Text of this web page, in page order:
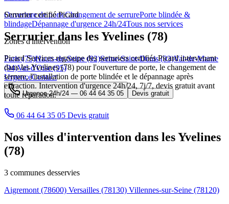
Ouverture de porteChangement de serrurePorte blindée &
blindageDépannage d'urgence 24h/24Tous nos services
Zones d'intervention
Paris (75)Hauts-de-Seine (92)Seine-Saint-Denis (93)Val-de-Marne
(94)Val-d'Oise (95)
UrgenceContact
Urgence 24h/24 — 06 44 64 35 05 Devis gratuit
Serrurier certifié Picard
Serrurier dans les Yvelines (78)
Picard Services regroupe des serruriers certifiés Picard intervenant
dans les Yvelines (78) pour l'ouverture de porte, le changement de
serrure, l'installation de porte blindée et le dépannage après
effraction. Intervention d'urgence 24h/24, 7j/7, devis gratuit avant
toute réparation.
06 44 64 35 05 Devis gratuit
Nos villes d'intervention dans les Yvelines
(78)
3 communes desservies
Aigremont (78600) Versailles (78130) Villennes-sur-Seine (78120)